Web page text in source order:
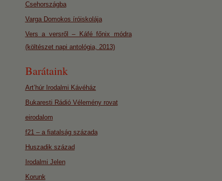
Csehországba
Varga Domokos íróiskolája
Vers a versről – Káfé főnix módra
(költészet napi antológia, 2013)
Barátaink
Art’húr Irodalmi Kávéház
Bukaresti Rádió Vélemény rovat
eirodalom
f21 – a fiatalság százada
Huszadik század
Irodalmi Jelen
Korunk